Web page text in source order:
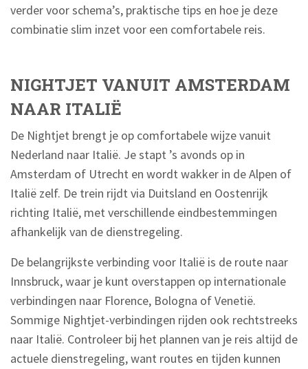
verder voor schema’s, praktische tips en hoe je deze
combinatie slim inzet voor een comfortabele reis.
NIGHTJET VANUIT AMSTERDAM
NAAR ITALIË
De Nightjet brengt je op comfortabele wijze vanuit
Nederland naar Italië. Je stapt ’s avonds op in
Amsterdam of Utrecht en wordt wakker in de Alpen of
Italië zelf. De trein rijdt via Duitsland en Oostenrijk
richting Italië, met verschillende eindbestemmingen
afhankelijk van de dienstregeling.
De belangrijkste verbinding voor Italië is de route naar
Innsbruck, waar je kunt overstappen op internationale
verbindingen naar Florence, Bologna of Venetië.
Sommige Nightjet-verbindingen rijden ook rechtstreeks
naar Italië. Controleer bij het plannen van je reis altijd de
actuele dienstregeling, want routes en tijden kunnen